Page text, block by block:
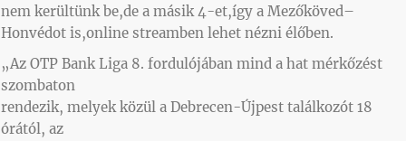
nem kerültünk be,de a másik 4-et,így a Mezőköved–
Honvédot is,online streamben lehet nézni élőben.
„Az OTP Bank Liga 8. fordulójában mind a hat mérkőzést
szombaton
rendezik, melyek közül a Debrecen-Újpest találkozót 18
órától, az